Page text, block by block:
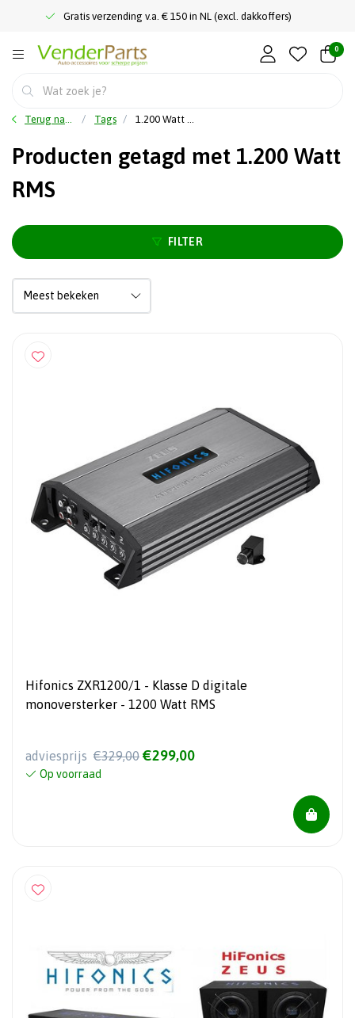
Gratis verzending v.a. € 150 in NL (excl. dakkoffers)
0
Terug naar home Tags 1.200 Watt RMS
Producten getagd met 1.200 Watt
RMS
FILTER
Hifonics ZXR1200/1 - Klasse D digitale
monoversterker - 1200 Watt RMS
adviesprijs €329,00 €299,00
Op voorraad